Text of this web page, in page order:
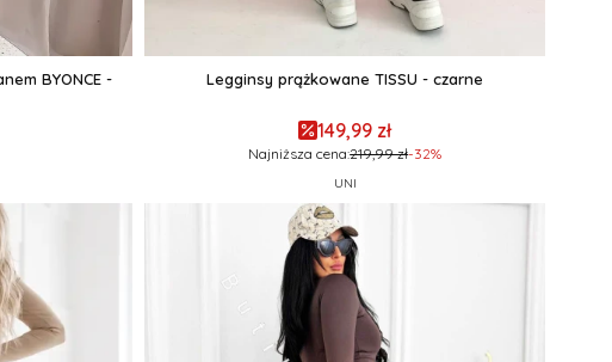
BYONCE -
Legginsy prążkowane TISSU - czarne
149,99 zł
Najniższa cena:219,99 zł-32%
UNI